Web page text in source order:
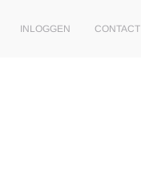
INLOGGEN CONTACT